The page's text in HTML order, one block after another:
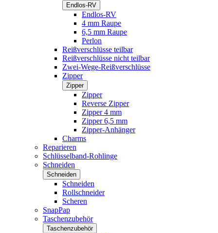
Endlos-RV
Endlos-RV
4 mm Raupe
6,5 mm Raupe
Perlon
Reißverschlüsse teilbar
Reißverschlüsse nicht teilbar
Zwei-Wege-Reißverschlüsse
Zipper
Zipper
Zipper
Reverse Zipper
Zipper 4 mm
Zipper 6,5 mm
Zipper-Anhänger
Charms
Reparieren
Schlüsselband-Rohlinge
Schneiden
Schneiden
Schneiden
Rollschneider
Scheren
SnapPap
Taschenzubehör
Taschenzubehör